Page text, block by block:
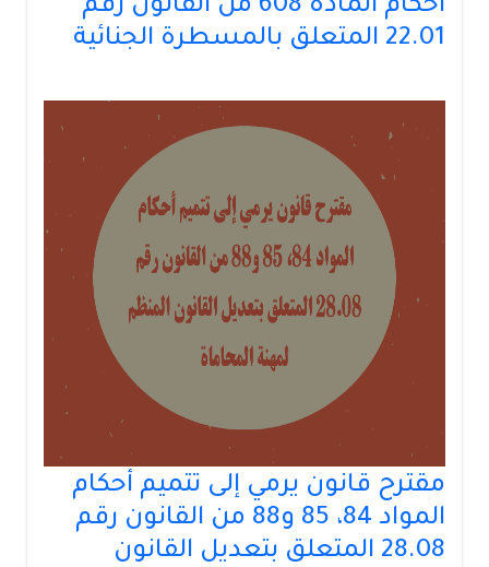
أحكام المادة 608 من القانون رقم
22.01 المتعلق بالمسطرة الجنائية
مقترح قانون يرمي إلى تتميم أحكام
المواد 84، 85 و88 من القانون رقم
28.08 المتعلق بتعديل القانون